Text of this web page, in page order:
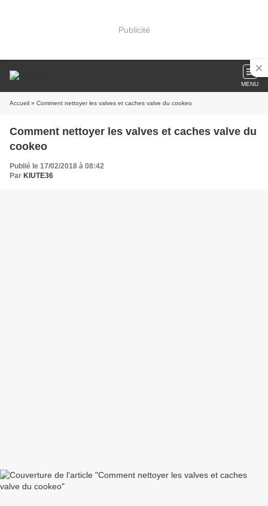
Publicité
MENU
Accueil » Comment nettoyer les valves et caches valve du cookeo
Comment nettoyer les valves et caches valve du
cookeo
Publié le 17/02/2018 à 08:42
Par KIUTE36